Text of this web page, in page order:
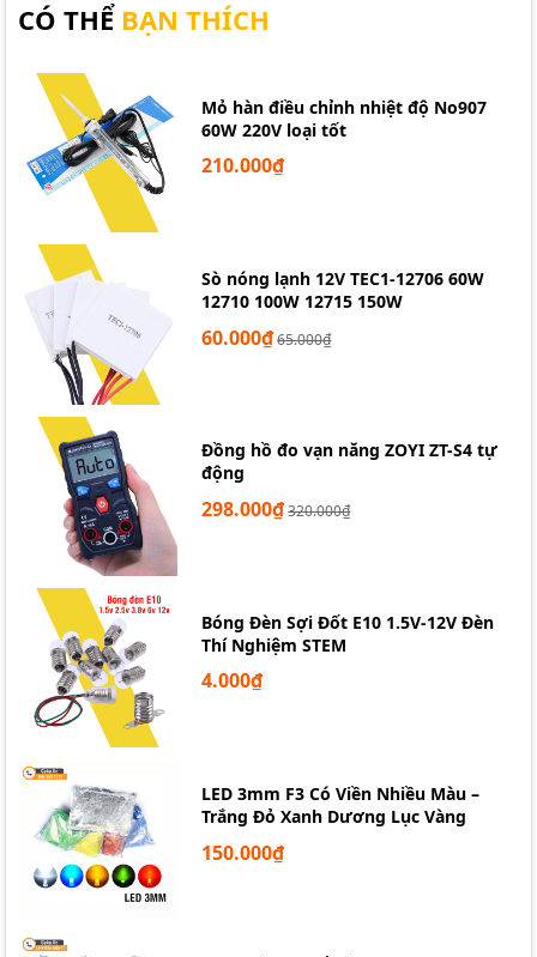
CÓ THỂ BẠN THÍCH
Mỏ hàn điều chỉnh nhiệt độ No907
60W 220V loại tốt
210.000₫
Sò nóng lạnh 12V TEC1-12706 60W
12710 100W 12715 150W
60.000₫65.000₫
Đồng hồ đo vạn năng ZOYI ZT-S4 tự
động
298.000₫320.000₫
Bóng Đèn Sợi Đốt E10 1.5V-12V Đèn
Thí Nghiệm STEM
4.000₫
LED 3mm F3 Có Viền Nhiều Màu –
Trắng Đỏ Xanh Dương Lục Vàng
150.000₫